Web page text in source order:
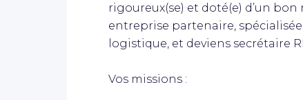
rigoureux(se) et doté(e) d’un
entreprise partenaire,
logistique, et deviens secrétaire
Vos missions :